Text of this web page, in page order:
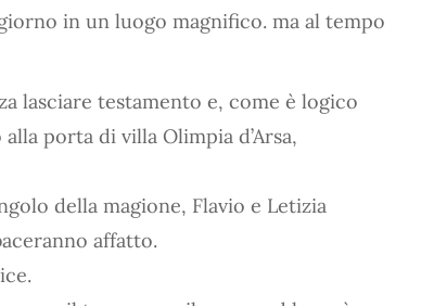
in un luogo magnifico. ma al tempo
lasciare testamento e, come è logico
porta di villa Olimpia d’Arsa,
della magione, Flavio e Letizia
affatto.